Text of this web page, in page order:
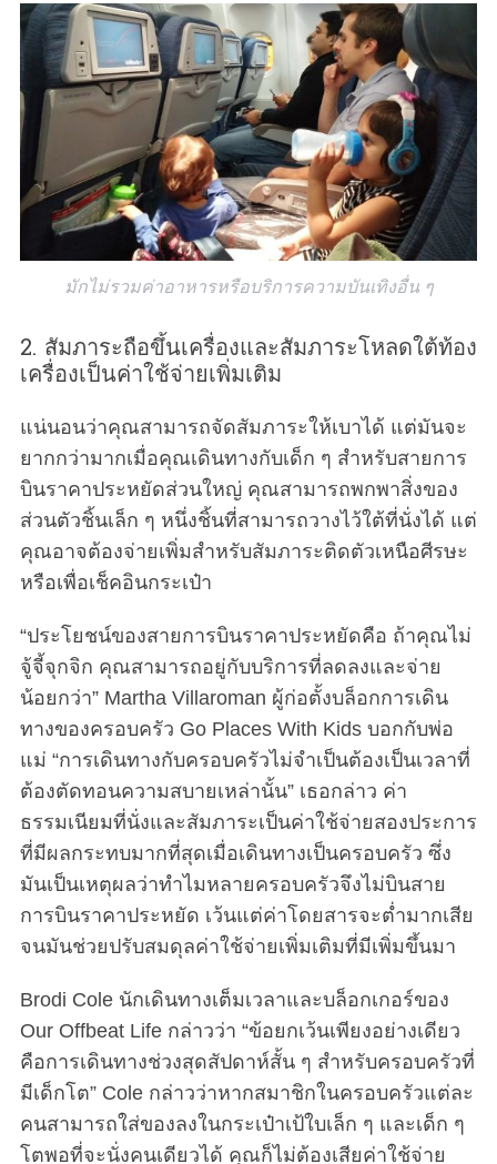
มักไม่รวมค่าอาหารหรือบริการความบันเทิงอื่น ๆ
2. สัมภาระถือขึ้นเครื่องและสัมภาระโหลดใต้ท้อง
เครื่องเป็นค่าใช้จ่ายเพิ่มเติม
แน่นอนว่าคุณสามารถจัดสัมภาระให้เบาได้ แต่มันจะ
ยากกว่ามากเมื่อคุณเดินทางกับเด็ก ๆ สำหรับสายการ
บินราคาประหยัดส่วนใหญ่ คุณสามารถพกพาสิ่งของ
ส่วนตัวชิ้นเล็ก ๆ หนึ่งชิ้นที่สามารถวางไว้ใต้ที่นั่งได้ แต่
คุณอาจต้องจ่ายเพิ่มสำหรับสัมภาระติดตัวเหนือศีรษะ
หรือเพื่อเช็คอินกระเป๋า
“ประโยชน์ของสายการบินราคาประหยัดคือ ถ้าคุณไม่
จู้จี้จุกจิก คุณสามารถอยู่กับบริการที่ลดลงและจ่าย
น้อยกว่า” Martha Villaroman ผู้ก่อตั้งบล็อกการเดิน
ทางของครอบครัว Go Places With Kids บอกกับพ่อ
แม่ “การเดินทางกับครอบครัวไม่จำเป็นต้องเป็นเวลาที่
ต้องตัดทอนความสบายเหล่านั้น” เธอกล่าว ค่า
ธรรมเนียมที่นั่งและสัมภาระเป็นค่าใช้จ่ายสองประการ
ที่มีผลกระทบมากที่สุดเมื่อเดินทางเป็นครอบครัว ซึ่ง
มันเป็นเหตุผลว่าทำไมหลายครอบครัวจึงไม่บินสาย
การบินราคาประหยัด เว้นแต่ค่าโดยสารจะต่ำมากเสีย
จนมันช่วยปรับสมดุลค่าใช้จ่ายเพิ่มเติมที่มีเพิ่มขึ้นมา
Brodi Cole นักเดินทางเต็มเวลาและบล็อกเกอร์ของ
Our Offbeat Life กล่าวว่า “ข้อยกเว้นเพียงอย่างเดียว
คือการเดินทางช่วงสุดสัปดาห์สั้น ๆ สำหรับครอบครัวที่
มีเด็กโต” Cole กล่าวว่าหากสมาชิกในครอบครัวแต่ละ
คนสามารถใส่ของลงในกระเป๋าเป้ใบเล็ก ๆ และเด็ก ๆ
โตพอที่จะนั่งคนเดียวได้ คุณก็ไม่ต้องเสียค่าใช้จ่าย